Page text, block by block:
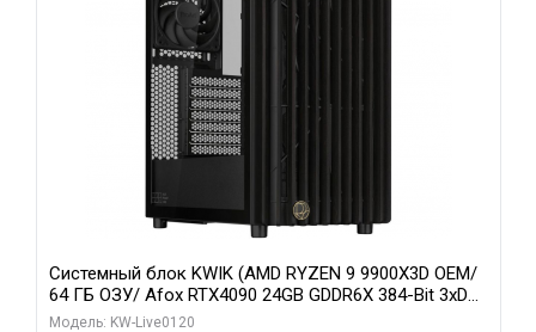
Системный блок KWIK (AMD RYZEN 9 9900X3D OEM/
64 ГБ ОЗУ/ Afox RTX4090 24GB GDDR6X 384-Bit 3xDP
HDMI ATX Turbo/ 1 ТБ SSD)
Модель: KW-Live0120